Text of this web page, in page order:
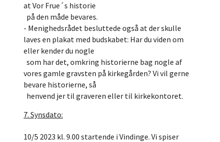
at Vor Frue´s historie
på den måde bevares.
- Menighedsrådet besluttede også at der skulle
laves en plakat med budskabet: Har du viden om
eller kender du nogle
som har det, omkring historierne bag nogle af
vores gamle gravsten på kirkegården? Vi vil gerne
bevare historierne, så
henvend jer til graveren eller til kirkekontoret.
7. Synsdato:
10/5 2023 kl. 9.00 startende i Vindinge. Vi spiser